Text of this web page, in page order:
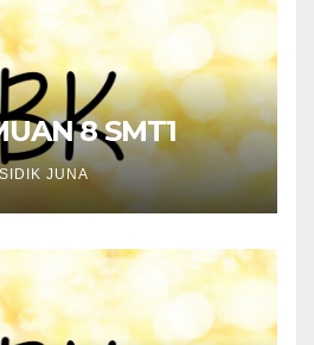
8 SMT1
SIDIK JUNA